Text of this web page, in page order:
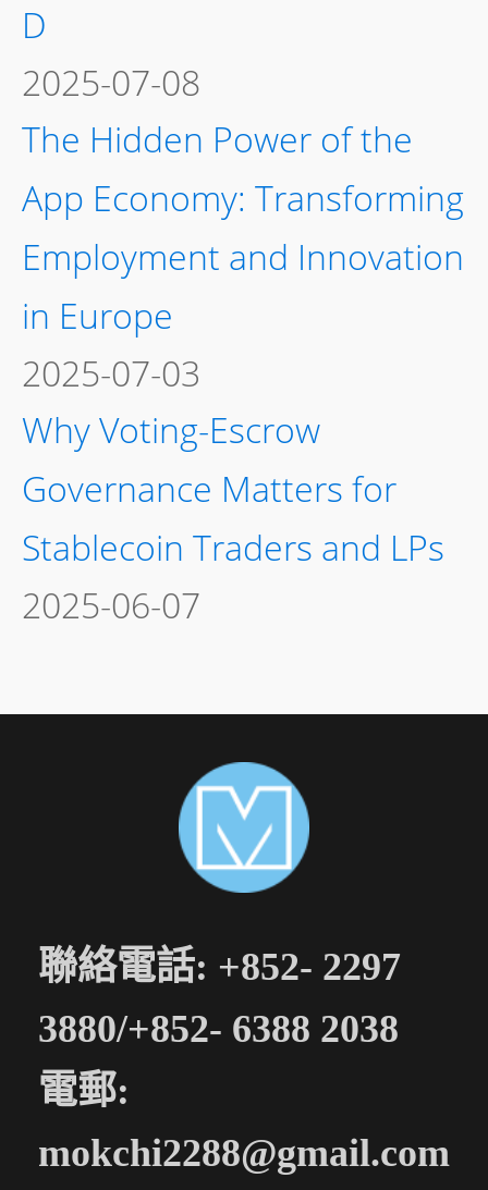
D
2025-07-08
The Hidden Power of the
App Economy: Transforming
Employment and Innovation
in Europe
2025-07-03
Why Voting-Escrow
Governance Matters for
Stablecoin Traders and LPs
2025-06-07
聯絡電話: +852- 2297
3880/+852- 6388 2038
電郵:
mokchi2288@gmail.com